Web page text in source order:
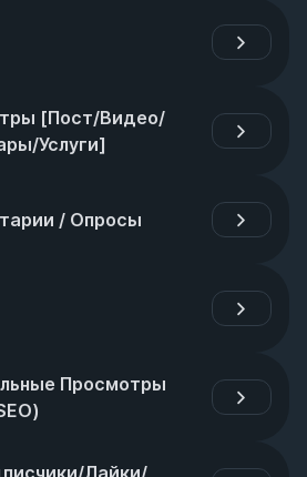
[Пост/Видео/
Услуги]
/ Опросы
Просмотры
Лайки/